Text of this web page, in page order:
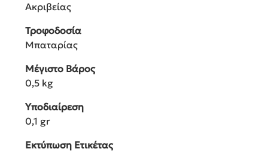
Ακριβείας
Τροφοδοσία
Μπαταρίας
Μέγιστο Βάρος
0,5 kg
Υποδιαίρεση
0,1 gr
Εκτύπωση Ετικέτας